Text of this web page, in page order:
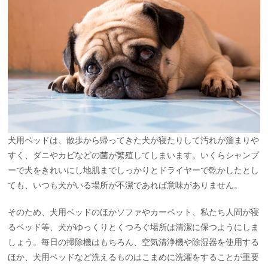
犬用ベッドは、散歩から帰ってきた犬が寝たりして汚れが溜まりや
すく、ダニやカビなどの菌が繁殖してしまいます。いくらシャンプ
ーで犬をきれいにし地肌までしっかりとドライヤーで乾かしたとし
ても、いつも犬がいる場所が不潔であれば意味がありません。
そのため、犬用ベッドのほかソファやカーペット、私たち人間が寝
るベッド等、犬がゆっくりとくつろぐ場所は清潔に保つようにしま
しょう。毎日の掃除機はもちろん、空気清浄機や除湿器を使用する
ほか、犬用ベッドなど洗えるものはこまめに洗濯をすることが重要